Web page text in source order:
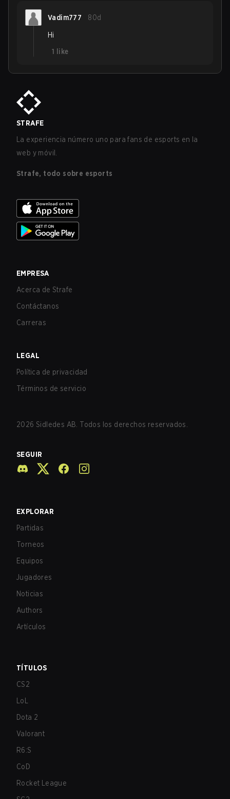
Vadim777 80d
Hi
1
like
STRAFE
La experiencia número uno para fans de esports en la
web y móvil.
Strafe, todo sobre esports
EMPRESA
Acerca de Strafe
Contáctanos
Carreras
LEGAL
Política de privacidad
Términos de servicio
2026 Sidledes AB. Todos los derechos reservados.
SEGUIR
EXPLORAR
Partidas
Torneos
Equipos
Jugadores
Noticias
Authors
Artículos
TÍTULOS
CS2
LoL
Dota 2
Valorant
R6:S
CoD
Rocket League